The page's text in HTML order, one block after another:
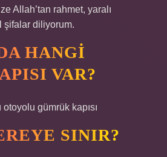
Allah’tan rahmet, yaralı
şifalar diliyorum.
HANGI
VAR?
gümrük kapısı
SINIR?